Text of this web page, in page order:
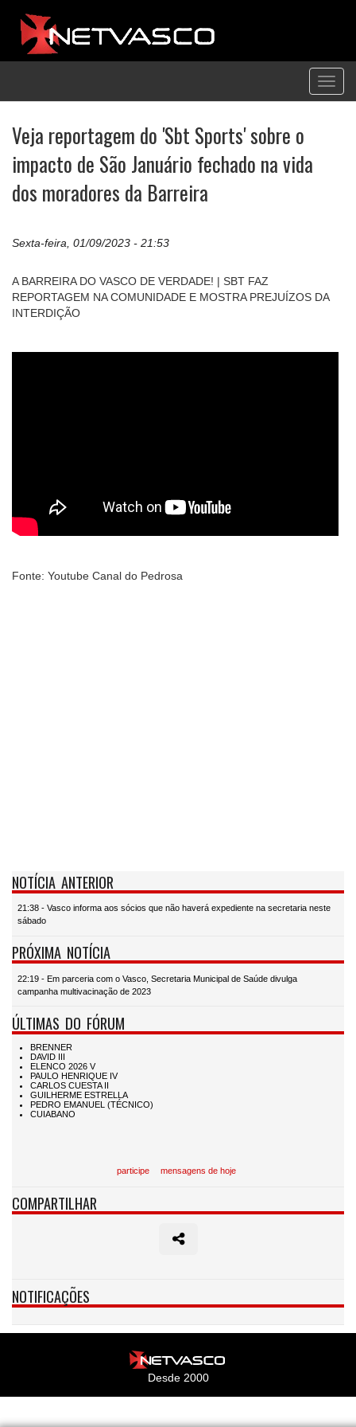
Veja reportagem do 'Sbt Sports' sobre o
impacto de São Januário fechado na vida
dos moradores da Barreira
Sexta-feira, 01/09/2023 - 21:53
A BARREIRA DO VASCO DE VERDADE! | SBT FAZ
REPORTAGEM NA COMUNIDADE E MOSTRA PREJUÍZOS DA
INTERDIÇÃO
Fonte: Youtube Canal do Pedrosa
NOTÍCIA ANTERIOR
21:38 - Vasco informa aos sócios que não haverá expediente na secretaria neste
sábado
PRÓXIMA NOTÍCIA
22:19 - Em parceria com o Vasco, Secretaria Municipal de Saúde divulga
campanha multivacinação de 2023
ÚLTIMAS DO FÓRUM
participe mensagens de hoje
COMPARTILHAR
NOTIFICAÇÕES
Desde 2000